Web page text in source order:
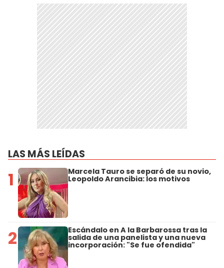
LAS MÁS LEÍDAS
1 Marcela Tauro se separó de su novio,
Leopoldo Arancibia: los motivos
2 Escándalo en A la Barbarossa tras la
salida de una panelista y una nueva
incorporación: "Se fue ofendida"